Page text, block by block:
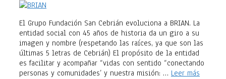
El Grupo Fundación San Cebrián evoluciona a BRIAN. La
entidad social con 45 años de historia da un giro a su
imagen y nombre (respetando las raíces, ya que son las
últimas 5 letras de Cebrián) El propósito de la entidad
es facilitar y acompañar “vidas con sentido “conectando
personas y comunidades’ y nuestra misión: … Leer más